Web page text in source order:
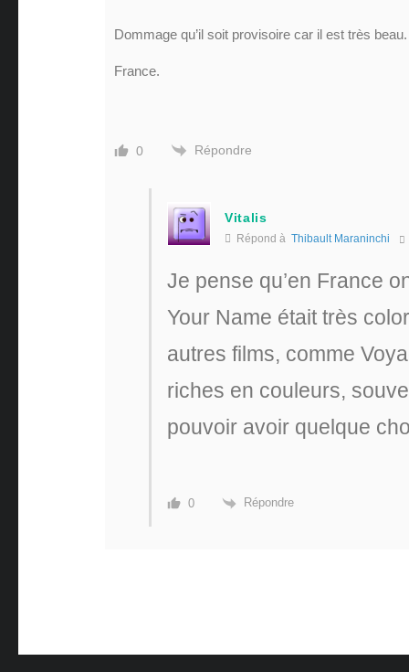
Dommage qu’il soit provisoire car il est très
France.
0 Répondre
Vitalis
Répond à Thibault Maraninchi
Je pense qu’en France
Your Name était très
autres films, comme
riches en couleurs,
pouvoir avoir quelque
0 Répondre